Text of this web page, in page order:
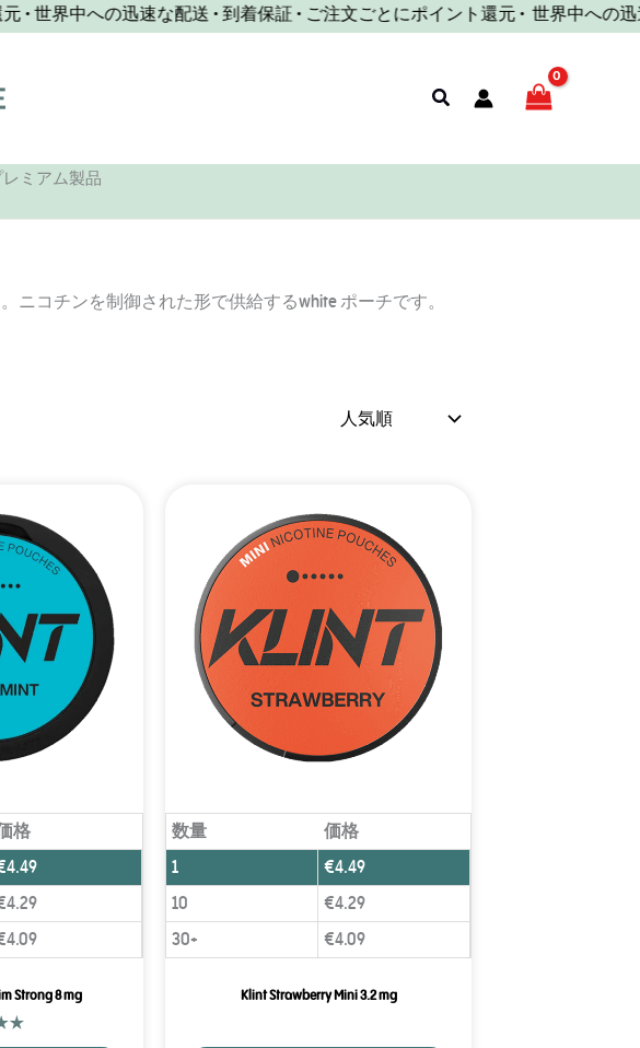
中への迅速な配送 • 到着保証 • ご注文ごとにポイント還元 •世界中への迅速な
検
ミアム製品
ニコチンを制御された形で供給するwhite ポーチです。
格
4.49
4.29
4.09
Strong 8 mg
数量
価格
1
€4.49
10
€4.29
30+
€4.09
Klint Strawberry Mini 3.2 mg